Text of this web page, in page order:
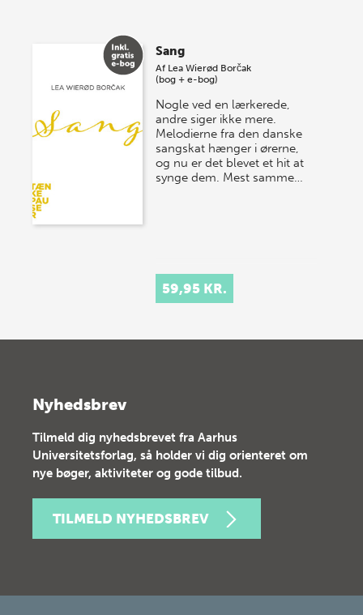
Sang
Af Lea Wierød Borčak
(bog + e-bog)
Nogle ved en lærkerede,
andre siger ikke mere.
Melodierne fra den danske
sangskat hænger i ørerne,
og nu er det blevet et hit at
synge dem. Mest samme…
59,95 KR.
Nyhedsbrev
Tilmeld dig nyhedsbrevet fra Aarhus
Universitetsforlag, så holder vi dig orienteret om
nye bøger, aktiviteter og gode tilbud.
TILMELD NYHEDSBREV